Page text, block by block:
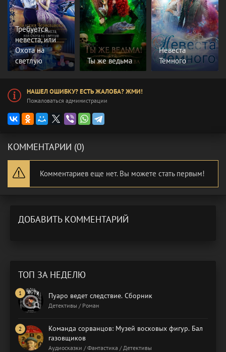
Требуется
невеста, или
Охота на
светлую
Ты же ведьма
Невеста
Тёмного
НАШЕЛ ОШИБКУ? ЕСТЬ ЖАЛОБА? ЖМИ!
Пожаловаться администрации
КОММЕНТАРИИ (0)
Комментариев еще нет. Вы можете стать первым!
ДОБАВИТЬ КОММЕНТАРИЙ
ТОП ЗА НЕДЕЛЮ
Пуаро ведет следствие. Сборник
Детективы / Роман
Команда сорванцов: Музей восковых фигур. Бал
газовщиков
Аудиосказки / Фантастика / Детективы